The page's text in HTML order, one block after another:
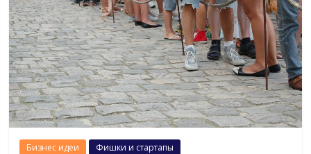
Бизнес идеи Фишки и стартапы